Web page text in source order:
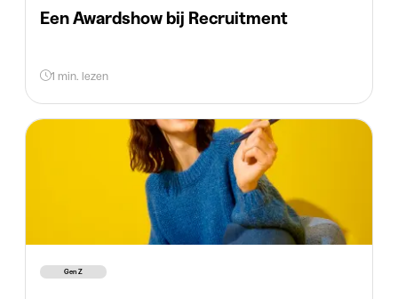
Een Awardshow bij Recruitment
1 min. lezen
Gen Z